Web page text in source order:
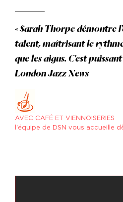
« Sarah Thorpe démontre
talent, maîtrisant le
que les aigus. C'est
London Jazz News
AVEC CAFÉ ET VIENNOISERIES
l'équipe de DSN vous accueille